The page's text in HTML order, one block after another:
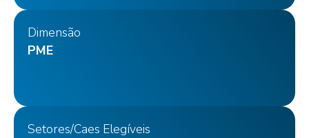
Dimensão
PME
Setores/Caes Elegíveis